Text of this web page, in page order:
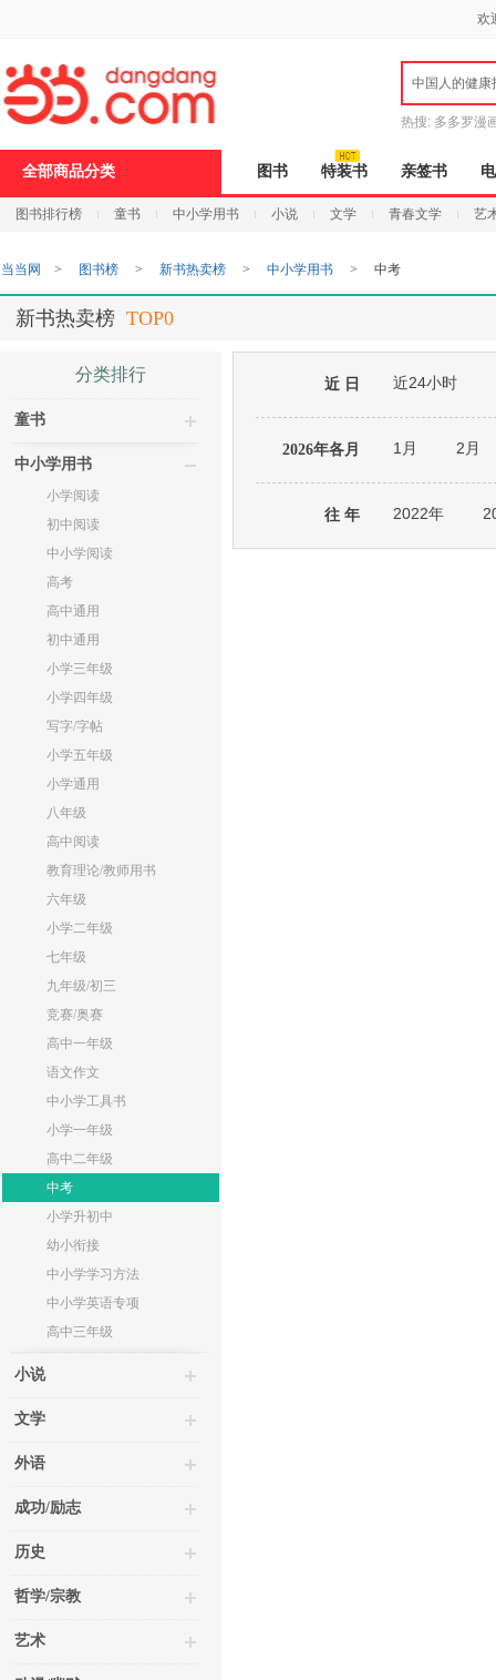
打
开
无
障
页
加
欢
中国人的健康
热搜: 多多罗漫
全部商品分类 图书 特装书 亲签书
图书排行榜 童书 中小学用书 小说 文学 青春文学 艺
当当网 > 图书榜 > 新书热卖榜 > 中小学用书 > 中考
新书热卖榜 TOP0
分类排行
童书
中小学用书
小学阅读
初中阅读
中小学阅读
高考
高中通用
初中通用
小学三年级
小学四年级
写字/字帖
小学五年级
小学通用
八年级
高中阅读
教育理论/教师用书
六年级
小学二年级
七年级
九年级/初三
竞赛/奥赛
高中一年级
语文作文
中小学工具书
小学一年级
高中二年级
中考
小学升初中
幼小衔接
中小学学习方法
中小学英语专项
高中三年级
小说
文学
外语
成功/励志
历史
哲学/宗教
艺术
近 日 近24小时
2026年各月 1月 2月
往 年 2022年